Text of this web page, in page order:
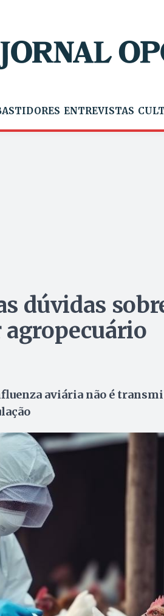
ENTREVISTAS
dúvidas
agropecuário
aviária não é